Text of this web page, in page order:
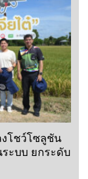
งโชว์โซลูชัน
ะบบ ยกระดับ